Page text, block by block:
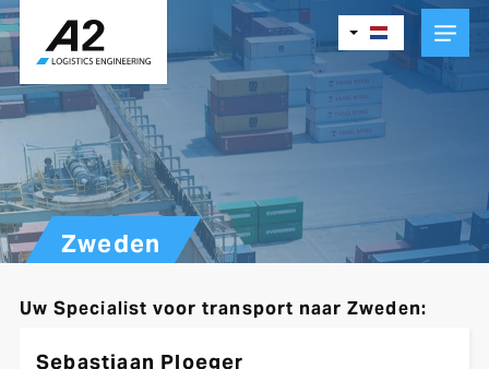
Skip
to
main
content
Zweden
Uw Specialist voor transport naar Zweden:
Sebastiaan Ploeger